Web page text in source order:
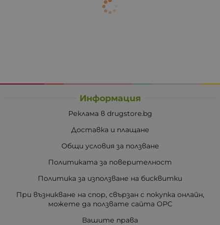
Информация
Реклама в drugstore.bg
Доставка и плащане
Общи условия за ползване
Политиката за поверителност
Политика за използване на бисквитки
При възникване на спор, свързан с покупка онлайн,
можете да ползвате сайта ОРС
Вашите права